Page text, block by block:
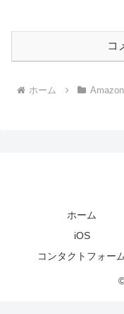
コ
ホーム Amazon
ホーム
iOS
コンタクトフォー